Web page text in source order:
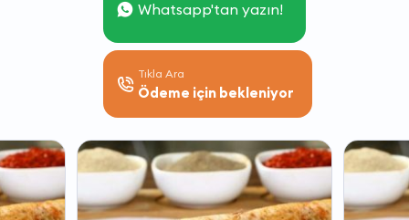
Whatsapp'tan yazın!
Tıkla Ara
Ödeme için bekleniyor